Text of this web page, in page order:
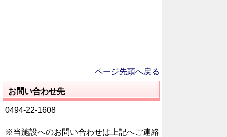
ページ先頭へ戻る
お問い合わせ先
0494-22-1608
※当施設へのお問い合わせは上記へご連絡